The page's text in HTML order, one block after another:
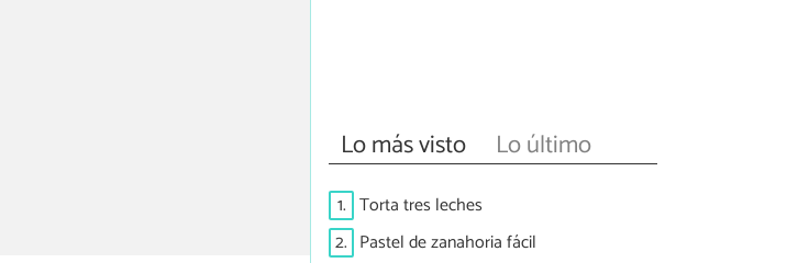
Lo más visto Lo último
1. Torta tres leches
2. Pastel de zanahoria fácil